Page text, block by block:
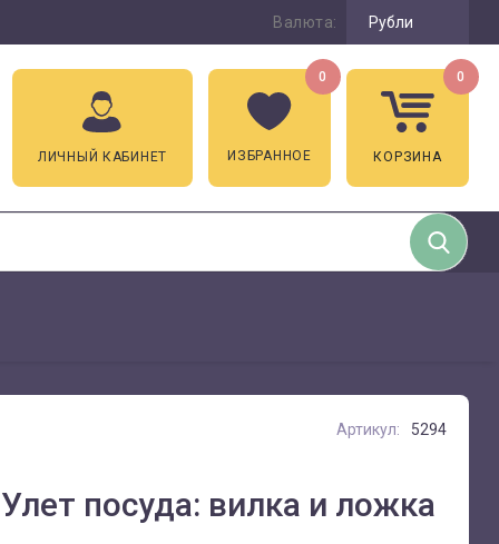
Валюта: Рубли
ЛИЧНЫЙ КАБИНЕТ ИЗБРАННОЕ
0
КОРЗИНА
0
Артикул: 5294
посуда: вилка и ложка